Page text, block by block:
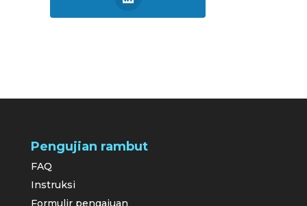
Pengujian rambut
FAQ
Instruksi
Formulir pengajuan